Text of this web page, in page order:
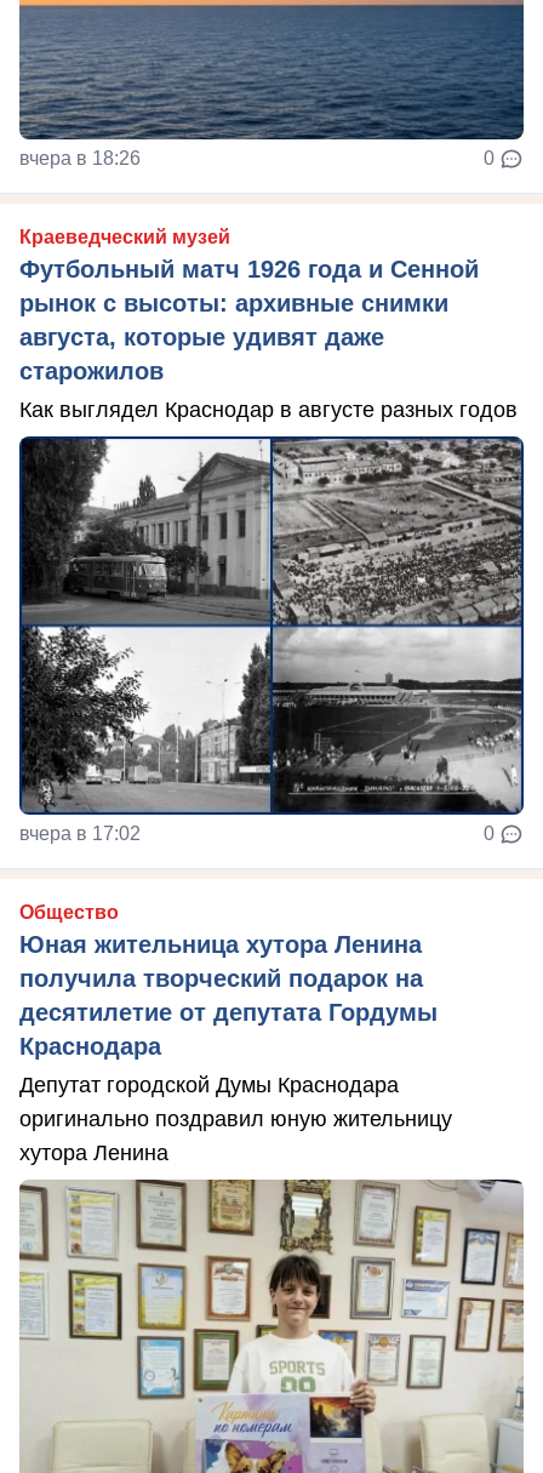
вчера в 18:26 0
Краеведческий музей
Футбольный матч 1926 года и Сенной
рынок с высоты: архивные снимки
августа, которые удивят даже
старожилов
Как выглядел Краснодар в августе разных годов
вчера в 17:02 0
Общество
Юная жительница хутора Ленина
получила творческий подарок на
десятилетие от депутата Гордумы
Краснодара
Депутат городской Думы Краснодара
оригинально поздравил юную жительницу
хутора Ленина